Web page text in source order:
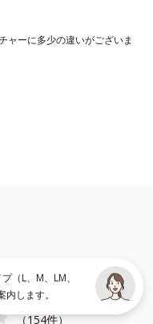
スフィンゴ糖脂質
ーが起こらないということで
ャーに多少の違いがございま
（154件）
（L、M、LM、
内します。